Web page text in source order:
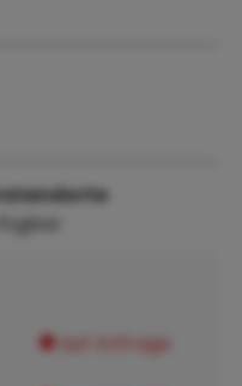
auf Anfrage